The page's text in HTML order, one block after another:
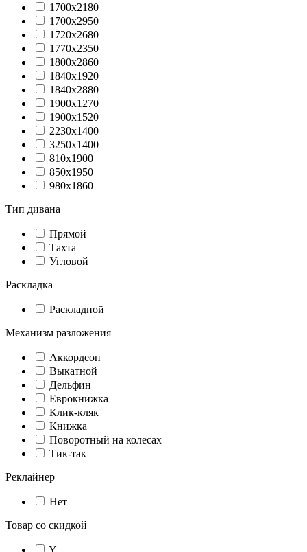
1700х2180
1700х2950
1720х2680
1770x2350
1800х2860
1840х1920
1840х2880
1900х1270
1900х1520
2230x1400
3250x1400
810х1900
850х1950
980х1860
Тип дивана
Прямой
Тахта
Угловой
Раскладка
Раскладной
Механизм разложения
Аккордеон
Выкатной
Дельфин
Еврокнижка
Клик-кляк
Книжка
Поворотный на колесах
Тик-так
Реклайнер
Нет
Товар со скидкой
Y